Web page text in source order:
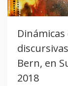
Bern, en
2018